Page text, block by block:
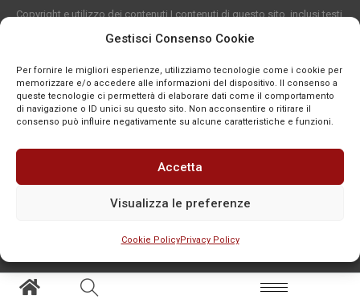
Gestisci Consenso Cookie
Per fornire le migliori esperienze, utilizziamo tecnologie come i cookie per
memorizzare e/o accedere alle informazioni del dispositivo. Il consenso a
queste tecnologie ci permetterà di elaborare dati come il comportamento
di navigazione o ID unici su questo sito. Non acconsentire o ritirare il
consenso può influire negativamente su alcune caratteristiche e funzioni.
Accetta
Visualizza le preferenze
Cookie PolicyPrivacy Policy
Copyright e utilizzo dei contenuti I contenuti di questo sito, inclusi testi,
articoli, immagini, fotografie, video e grafica, sono protetti da copyright e
indicazione. La riproduzione totale o parziale dei contenuti è consentita
solo previa autorizzazione o citando chiaramente la fonte, con link diretto
alla pagina originale, quando previsto. I contenuti provenienti da terze
parti sono pubblicati a fini informativi e restano di proprietà dei legittimi
titolari dei diritti. Se un contenuto viola diritti d’autore o norme vigenti, è
possibile segnalarlo per la verifica e l’eventuale rimozione tramite
comunicazione mail all'indirizzo redazione@news-town.it